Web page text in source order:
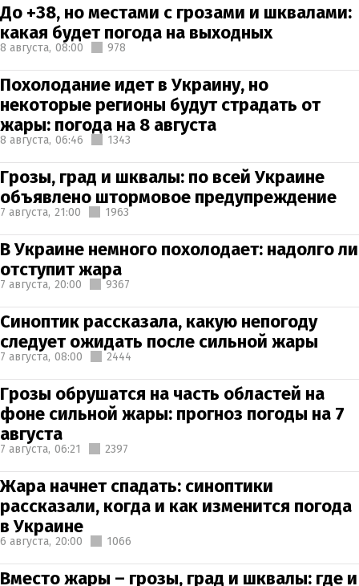
До +38, но местами с грозами и шквалами:
какая будет погода на выходных
8 августа, 08:00 978
Похолодание идет в Украину, но
некоторые регионы будут страдать от
жары: погода на 8 августа
8 августа, 06:46 1343
Грозы, град и шквалы: по всей Украине
объявлено штормовое предупреждение
7 августа, 21:00 1963
В Украине немного похолодает: надолго ли
отступит жара
7 августа, 20:00 9367
Синоптик рассказала, какую непогоду
следует ожидать после сильной жары
7 августа, 08:00 2444
Грозы обрушатся на часть областей на
фоне сильной жары: прогноз погоды на 7
августа
7 августа, 06:21 2397
Жара начнет спадать: синоптики
рассказали, когда и как изменится погода
в Украине
6 августа, 20:00 1066
Вместо жары – грозы, град и шквалы: где и